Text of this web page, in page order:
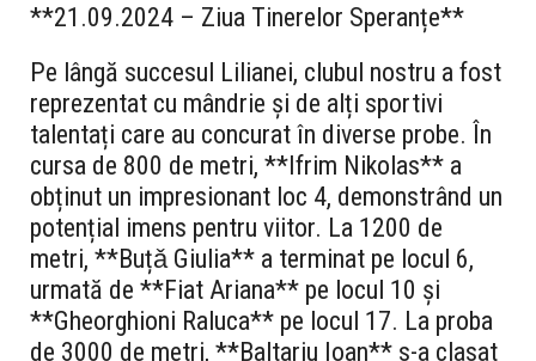
**21.09.2024 – Ziua Tinerelor Speranțe**
Pe lângă succesul Lilianei, clubul nostru a fost
reprezentat cu mândrie și de alți sportivi
talentați care au concurat în diverse probe. În
cursa de 800 de metri, **Ifrim Nikolas** a
obținut un impresionant loc 4, demonstrând un
potențial imens pentru viitor. La 1200 de
metri, **Buțǎ Giulia** a terminat pe locul 6,
urmată de **Fiat Ariana** pe locul 10 și
**Gheorghioni Raluca** pe locul 17. La proba
de 3000 de metri, **Baltariu Ioan** s-a clasat